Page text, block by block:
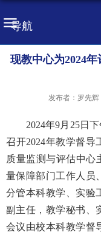
导航
现教中心为2024
发布者：罗先辉
2024年9月25日
召开2024年教学督导
质量监测与评估中心
量保障部门工作人员
分管本科教学、实验
副主任，教学秘书、
会议由校本科教学督